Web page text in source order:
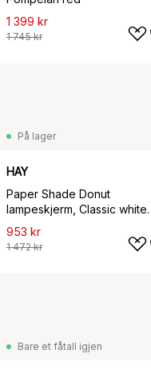
1 399 kr
1 745 kr
På lager
HAY
Paper Shade Donut
lampeskjerm, Classic white
Ø80
953 kr
1 472 kr
Bare et fåtall igjen